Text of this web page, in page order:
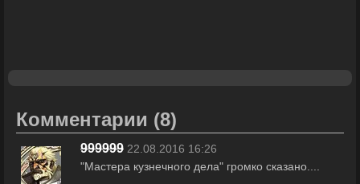
Комментарии (8)
999999 22.08.2016 16:26
"Мастера кузнечного дела" громко сказано....